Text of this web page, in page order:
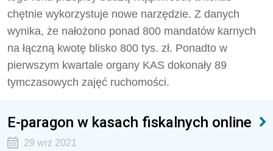
chętnie wykorzystuje nowe narzędzie. Z danych
wynika, że nałożono ponad 800 mandatów karnych
na łączną kwotę blisko 800 tys. zł. Ponadto w
pierwszym kwartale organy KAS dokonały 89
tymczasowych zajęć ruchomości.
E-paragon w kasach fiskalnych online
29 wrz 2021